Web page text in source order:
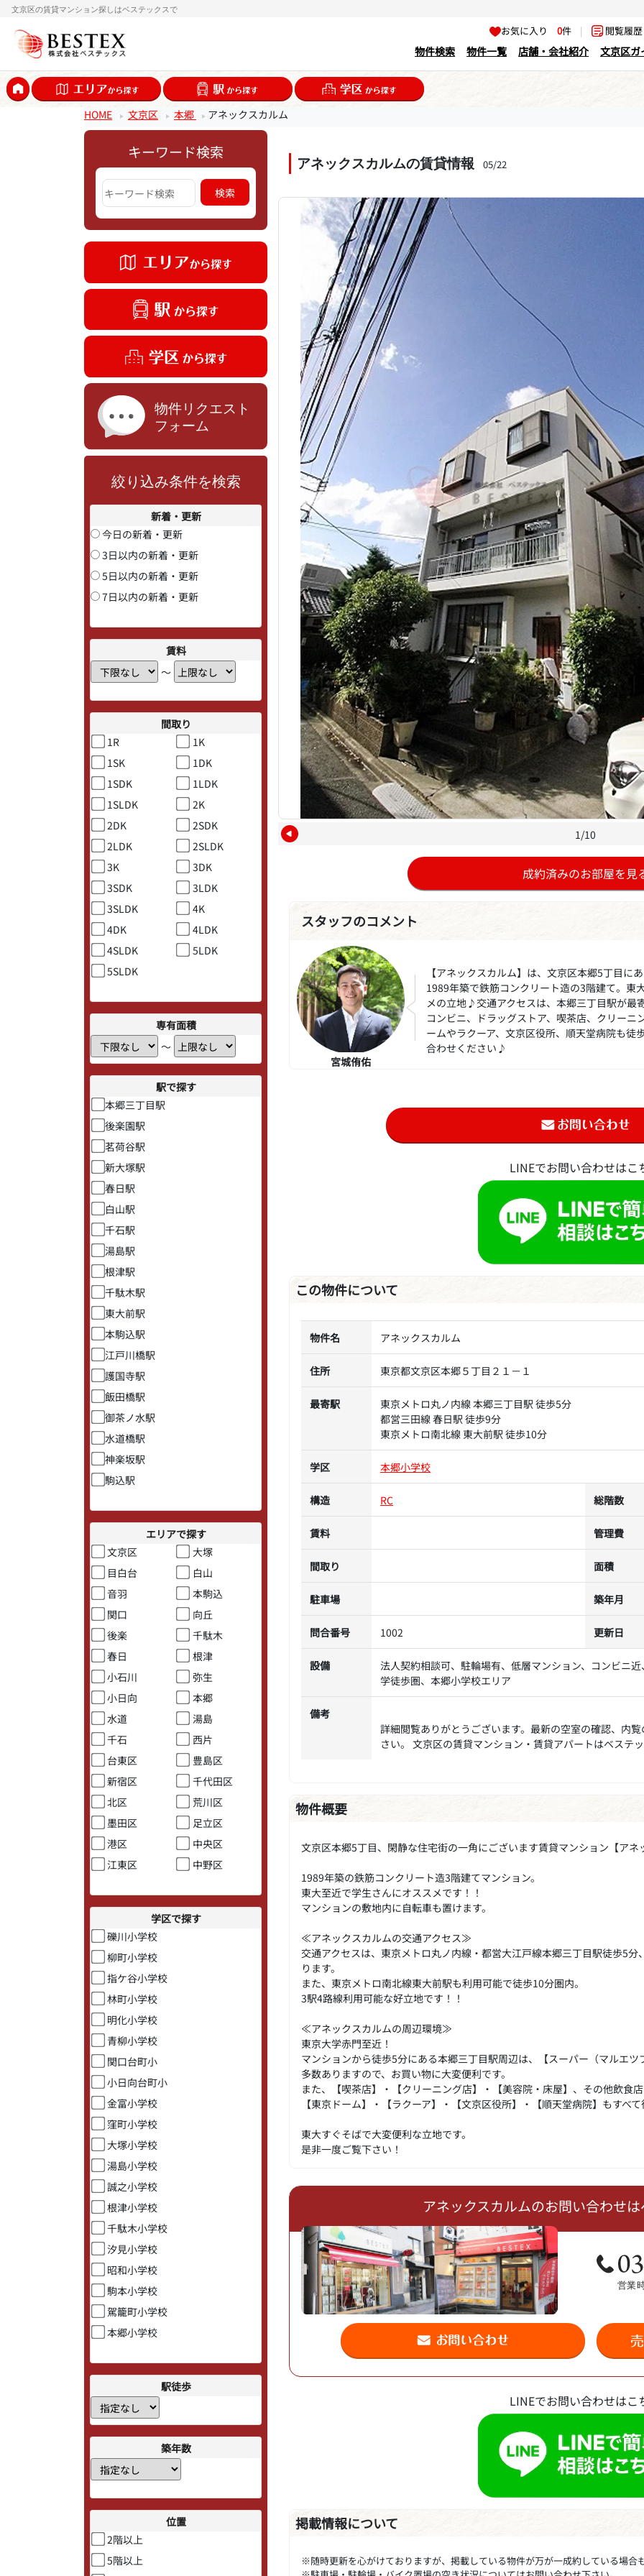
文京区の賃貸マンション探しはベステックスで
お気に入り0件 | 閲覧履
物件検索 物件一覧 店舗・会社紹介 文京区ガ
HOME 文京区 本郷 アネックスカルム
キーワード検索
絞り込み条件を検索
新着・更新
今日の新着・更新
3日以内の新着・更新
5日以内の新着・更新
7日以内の新着・更新
賃料
〜
間取り
1R
1K
1SK
1DK
1SDK
1LDK
1SLDK
2K
2DK
2SDK
2LDK
2SLDK
3K
3DK
3SDK
3LDK
3SLDK
4K
4DK
4LDK
4SLDK
5LDK
5SLDK
専有面積
〜
駅で探す
本郷三丁目駅
後楽園駅
茗荷谷駅
新大塚駅
春日駅
白山駅
千石駅
湯島駅
根津駅
千駄木駅
東大前駅
本駒込駅
江戸川橋駅
護国寺駅
飯田橋駅
御茶ノ水駅
水道橋駅
神楽坂駅
駒込駅
エリアで探す
文京区
大塚
目白台
白山
音羽
本駒込
関口
向丘
後楽
千駄木
春日
根津
小石川
弥生
小日向
本郷
水道
湯島
千石
西片
台東区
豊島区
新宿区
千代田区
北区
荒川区
墨田区
足立区
港区
中央区
江東区
中野区
学区で探す
礫川小学校
柳町小学校
指ケ谷小学校
林町小学校
明化小学校
青柳小学校
関口台町小
小日向台町小
金富小学校
窪町小学校
大塚小学校
湯島小学校
誠之小学校
根津小学校
千駄木小学校
汐見小学校
昭和小学校
駒本小学校
駕籠町小学校
本郷小学校
駅徒歩
築年数
位置
2階以上
5階以上
アネックスカルムの賃貸情報 05/22
1/10
成約済みのお部屋を見
スタッフのコメント
宮城侑佑
【アネックスカルム】は、文京区本郷5丁目に
1989年築で鉄筋コンクリート造の3階建て。東
メの立地♪交通アクセスは、本郷三丁目駅が
コンビニ、ドラッグストア、喫茶店、クリー
ームやラクーア、文京区役所、順天堂病院も
合わせください♪
LINEでお問い合わせはこ
この物件について
物件名 アネックスカルム
住所 東京都文京区本郷５丁目２１－１
最寄駅
東京メトロ丸ノ内線 本郷三丁目駅 徒歩5分
都営三田線 春日駅 徒歩9分
東京メトロ南北線 東大前駅 徒歩10分
学区 本郷小学校
構造 RC 総階数
賃料 管理費
間取り 面積
駐車場 築年月
問合番号 1002 更新日
設備
法人契約相談可、駐輪場有、低層マンション、コンビニ
学徒歩圏、本郷小学校エリア
備考
詳細閲覧ありがとうございます。最新の空室の確認、内
さい。 文京区の賃貸マンション・賃貸アパートはベステ
物件概要
文京区本郷5丁目、閑静な住宅街の一角にございます賃貸マンション【ア
1989年築の鉄筋コンクリート造3階建てマンション。
東大至近で学生さんにオススメです！！
マンションの敷地内に自転車も置けます。
≪アネックスカルムの交通アクセス≫
交通アクセスは、東京メトロ丸ノ内線・都営大江戸線本郷三丁目駅徒歩5
ります。
また、東京メトロ南北線東大前駅も利用可能で徒歩10分圏内。
3駅4路線利用可能な好立地です！！
≪アネックスカルムの周辺環境≫
東京大学赤門至近！
マンションから徒歩5分にある本郷三丁目駅周辺は、【スーパー（マルエ
多数ありますので、お買い物に大変便利です。
また、【喫茶店】・【クリーニング店】・【美容院・床屋】、その他飲食
【東京ドーム】・【ラクーア】・【文京区役所】・【順天堂病院】もすべ
東大すぐそばで大変便利な立地です。
是非一度ご覧下さい！
アネックスカルムのお問い合わせ
LINEでお問い合わせはこ
掲載情報について
※随時更新を心がけておりますが、掲載している物件が万が一成約している場合